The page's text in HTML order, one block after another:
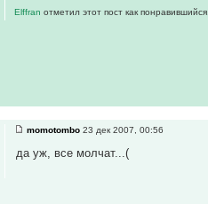
Elffranотметил этот пост как понравившийся.
momotombo 23 дек 2007, 00:56
да уж, все молчат...(